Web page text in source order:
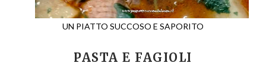
UN PIATTO SUCCOSO E SAPORITO
PASTA E FAGIOLI